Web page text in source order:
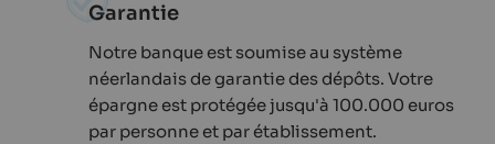
Garantie
Notre banque est soumise au système
néerlandais de garantie des dépôts. Votre
épargne est protégée jusqu'à 100.000 euros
par personne et par établissement.